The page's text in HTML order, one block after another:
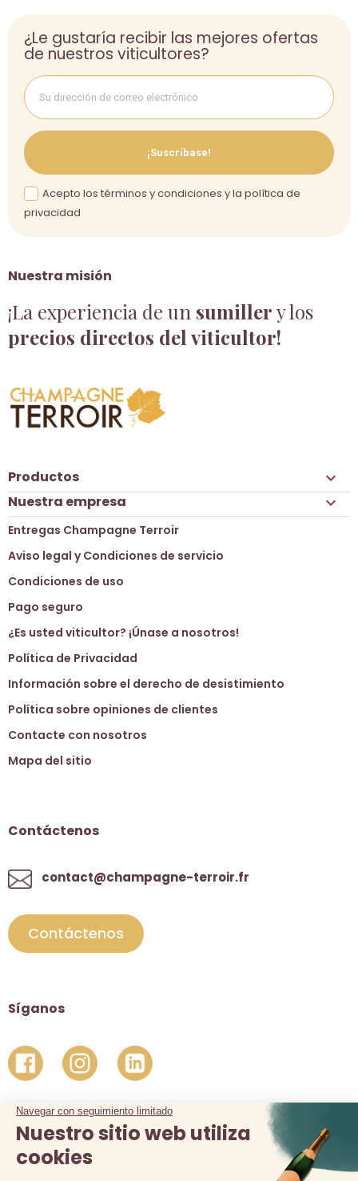
Nuestra misión
¡La experiencia de un sumillery los
precios directos del viticultor!
¿Le gustaría recibir las mejores ofertas
de nuestros viticultores?
¡Suscríbase!
Acepto los términos y condiciones y la política de
privacidad
Productos 
Nuestra empresa 
Entregas Champagne Terroir
Aviso legal y Condiciones de servicio
Condiciones de uso
Pago seguro
¿Es usted viticultor? ¡Únase a nosotros!
Política de Privacidad
Información sobre el derecho de desistimiento
Política sobre opiniones de clientes
Contacte con nosotros
Mapa del sitio
Contáctenos
contact@champagne-terroir.fr
Contáctenos
Síganos